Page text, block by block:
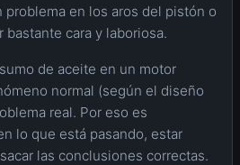
problema en los aros del pistón o
cara y laboriosa.
de aceite en un motor
normal (según el diseño
real. Por eso es
lo que está pasando, estar
las conclusiones correctas.